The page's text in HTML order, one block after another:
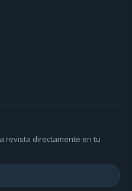
revista directamente en tu